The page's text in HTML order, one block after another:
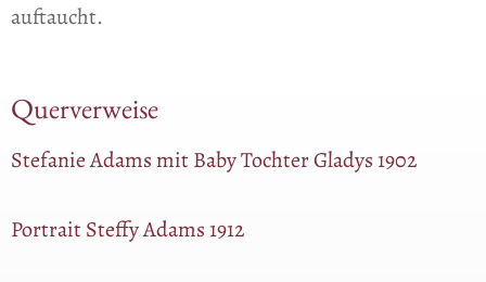
auftaucht.
Querverweise
Stefanie Adams mit Baby Tochter Gladys 1902
Portrait Steffy Adams 1912